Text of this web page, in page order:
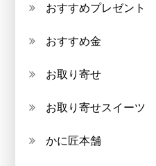
おすすめプレゼント
おすすめ金
お取り寄せ
お取り寄せスイーツ
かに匠本舗